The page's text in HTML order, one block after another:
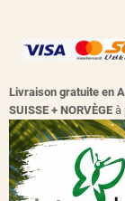
Livraison gratuite en
SUISSE + NORVÈGE à